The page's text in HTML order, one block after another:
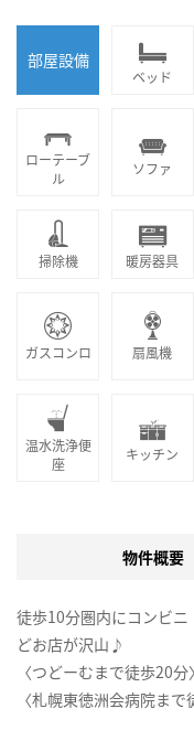
部屋設備
ベッド
ローテーブ
ル
ソファ
掃除機 暖房器具
ガスコンロ 扇風機
温水洗浄便
座
キッチン
物件概要
徒歩10分圏内にコンビ
どお店が沢山♪
〈つどーむまで徒歩20分〉
〈札幌東徳洲会病院まで